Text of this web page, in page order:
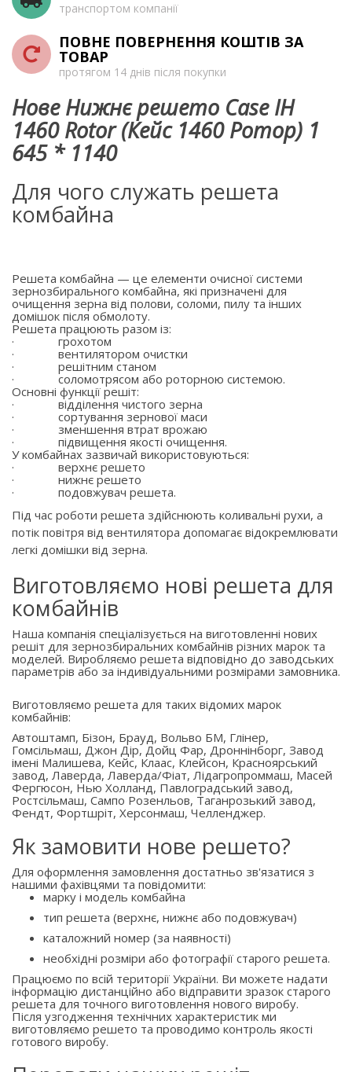
транспортом компанії
ПОВНЕ ПОВЕРНЕННЯ КОШТІВ ЗА
ТОВАР
протягом 14 днів після покупки
Нове Нижнє решето Case IH
1460 Rotor (Кейс 1460 Ротор) 1
645 * 1140
Для чого служать решета
комбайна
Решета комбайна — це елементи очисної системи
зернозбирального комбайна, які призначені для
очищення зерна від полови, соломи, пилу та інших
домішок після обмолоту.
Решета працюють разом із:
·
грохотом
·
вентилятором очистки
·
решітним станом
·
соломотрясом або роторною системою.
Основні функції решіт:
·
відділення чистого зерна
·
сортування зернової маси
·
зменшення втрат врожаю
·
підвищення якості очищення.
У комбайнах зазвичай використовуються:
·
верхнє решето
·
нижнє решето
·
подовжувач решета.
Під час роботи решета здійснюють коливальні рухи, а
потік повітря від вентилятора допомагає відокремлювати
легкі домішки від зерна.
Виготовляємо нові решета для
комбайнів
Наша компанія спеціалізується на виготовленні нових
решіт для зернозбиральних комбайнів різних марок та
моделей. Виробляємо решета відповідно до заводських
параметрів або за індивідуальними розмірами замовника.
Виготовляємо решета для таких відомих марок
комбайнів:
Автоштамп, Бізон, Брауд, Вольво БМ, Глінер,
Гомсільмаш, Джон Дір, Дойц Фар, Дроннінборг, Завод
імені Малишева, Кейс, Клаас, Клейсон, Красноярський
завод, Лаверда, Лаверда/Фіат, Лідагропроммаш, Масей
Фергюсон, Нью Холланд, Павлоградський завод,
Ростсільмаш, Сампо Розенльов, Таганрозький завод,
Фендт, Фортшріт, Херсонмаш, Челленджер.
Як замовити нове решето?
Для оформлення замовлення достатньо зв'язатися з
нашими фахівцями та повідомити:
марку і модель комбайна
тип решета (верхнє, нижнє або подовжувач)
каталожний номер (за наявності)
необхідні розміри або фотографії старого решета.
Працюємо по всій території України. Ви можете надати
інформацію дистанційно або відправити зразок старого
решета для точного виготовлення нового виробу.
Після узгодження технічних характеристик ми
виготовляємо решето та проводимо контроль якості
готового виробу.